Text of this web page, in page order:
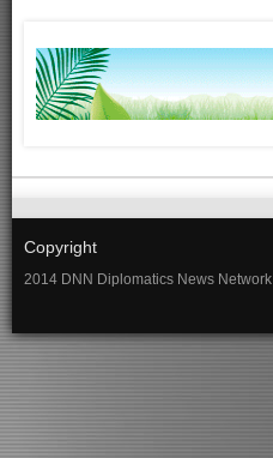
Copyright
2014 DNN Diplomatics News Network